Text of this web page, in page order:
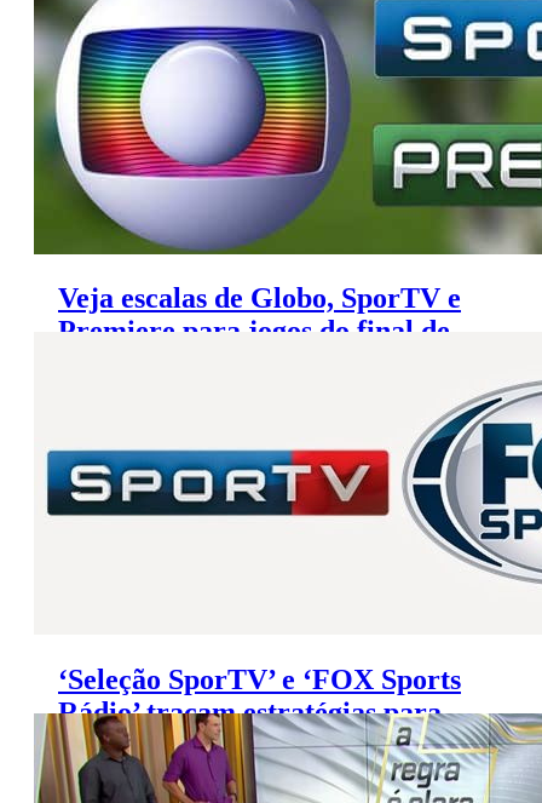
Veja escalas de Globo, SporTV e
Premiere para jogos do final de
‘Seleção SporTV’ e ‘FOX Sports
Rádio’ traçam estratégias para
vencer disputa por audiência